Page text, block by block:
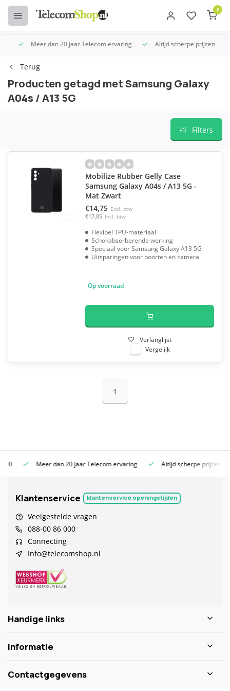
0
Meer dan 20 jaar Telecom ervaring Altijd scherpe prijzen
Terug
Producten getagd met Samsung Galaxy
A04s / A13 5G
Filters
Mobilize Rubber Gelly Case
Samsung Galaxy A04s / A13 5G -
Mat Zwart
€14,75 Excl. btw
€17,85 Incl. btw
Flexibel TPU-materiaal
Schokabsorberende werking
Speciaal voor Samsung Galaxy A13 5G
Uitsparingen voor poorten en camera
Op voorraad
Verlanglijst
Vergelijk
1
Meer dan 20 jaar Telecom ervaring Altijd scherpe prijzen
Klantenservice klantenservice openingstijden
Veelgestelde vragen
088-00 86 000
Connecting
Info@telecomshop.nl
Handige links
Informatie
Contactgegevens